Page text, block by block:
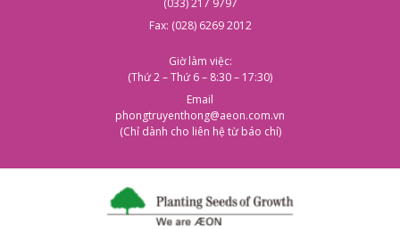
(033) 217 9797
Fax: (028) 6269 2012
Giờ làm việc:
(Thứ 2 – Thứ 6 – 8:30 – 17:30)
Email
phongtruyenthong@aeon.com.vn
(Chỉ dành cho liên hệ từ báo chí)